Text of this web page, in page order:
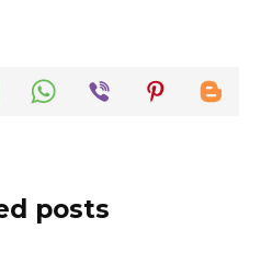
posts